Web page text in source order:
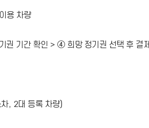
용 차량
기간 확인 > ④ 희망 정기권 선택 후 결제
, 2대 등록 차량)